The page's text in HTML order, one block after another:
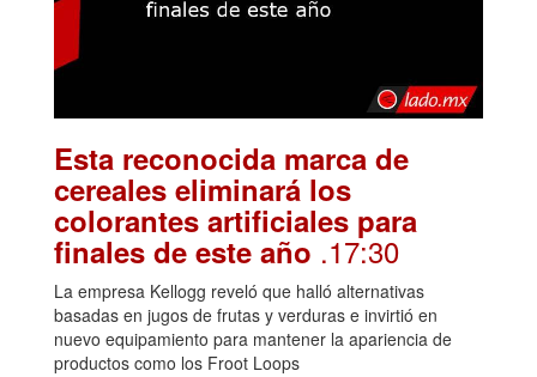
Esta reconocida marca de
cereales eliminará los
colorantes artificiales para
finales de este año .17:30
La empresa Kellogg reveló que halló alternativas
basadas en jugos de frutas y verduras e invirtió en
nuevo equipamiento para mantener la apariencia de
productos como los Froot Loops